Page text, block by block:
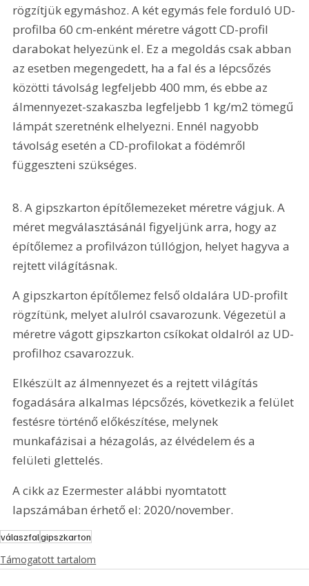
rögzítjük egymáshoz. A két egymás fele forduló UD-
profilba 60 cm-enként méretre vágott CD-profil
darabokat helyezünk el. Ez a megoldás csak abban
az esetben megengedett, ha a fal és a lépcsőzés
közötti távolság legfeljebb 400 mm, és ebbe az
álmennyezet-szakaszba legfeljebb 1 kg/m2 tömegű
lámpát szeretnénk elhelyezni. Ennél nagyobb
távolság esetén a CD-profilokat a födémről
függeszteni szükséges.
8. A gipszkarton építőlemezeket méretre vágjuk. A
méret megválasztásánál figyeljünk arra, hogy az
építőlemez a profilvázon túllógjon, helyet hagyva a
rejtett világításnak.
A gipszkarton építőlemez felső oldalára UD-profilt
rögzítünk, melyet alulról csavarozunk. Végezetül a
méretre vágott gipszkarton csíkokat oldalról az UD-
profilhoz csavarozzuk.
Elkészült az álmennyezet és a rejtett világítás
fogadására alkalmas lépcsőzés, következik a felület
festésre történő előkészítése, melynek
munkafázisai a hézagolás, az élvédelem és a
felületi glettelés.
A cikk az Ezermester alábbi nyomtatott
lapszámában érhető el: 2020/november.
válaszfalgipszkarton
Támogatott tartalom